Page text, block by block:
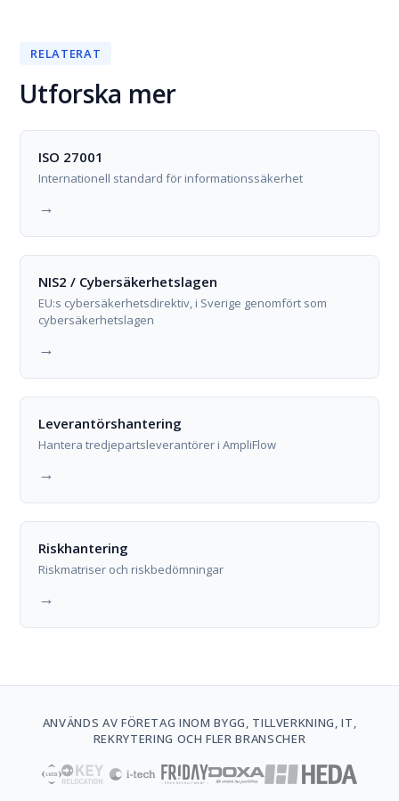
RELATERAT
Utforska mer
ISO 27001
Internationell standard för informationssäkerhet
→
NIS2 / Cybersäkerhetslagen
EU:s cybersäkerhetsdirektiv, i Sverige genomfört som
cybersäkerhetslagen
→
Leverantörshantering
Hantera tredjepartsleverantörer i AmpliFlow
→
Riskhantering
Riskmatriser och riskbedömningar
→
ANVÄNDS AV FÖRETAG INOM BYGG, TILLVERKNING, IT,
REKRYTERING OCH FLER BRANSCHER